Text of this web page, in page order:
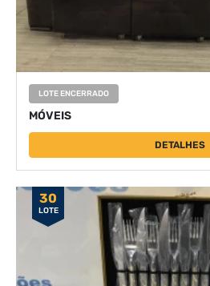
LOTE ENCERRADO
MÓVEIS
DETALHES
30
LOTE